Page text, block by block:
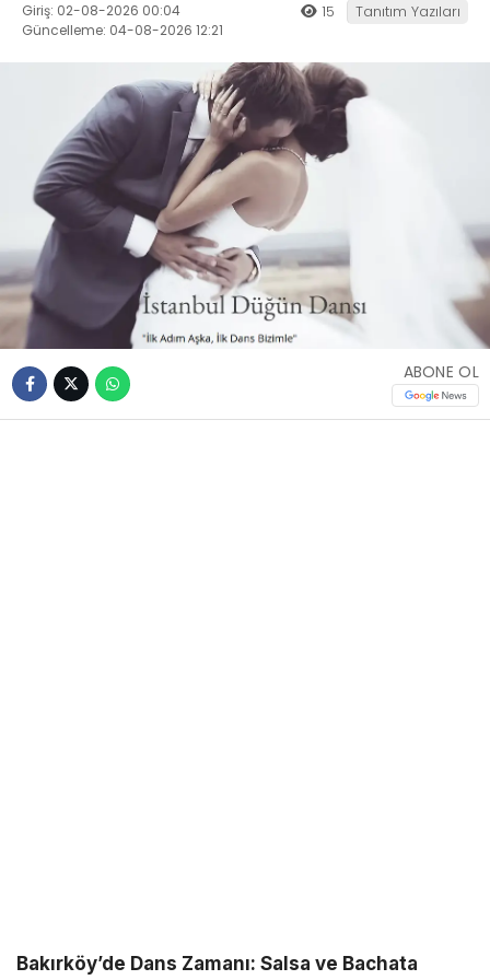
Giriş: 02-08-2026 00:04
Güncelleme: 04-08-2026 12:21
15 Tanıtım Yazıları
ABONE OL
Bakırköy’de Dans Zamanı: Salsa ve Bachata